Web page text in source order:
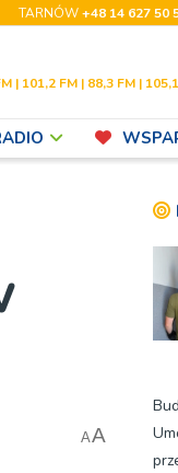
TARNÓW+48 14 627 50
| 101,2 FM | 88,3 FM |
AA